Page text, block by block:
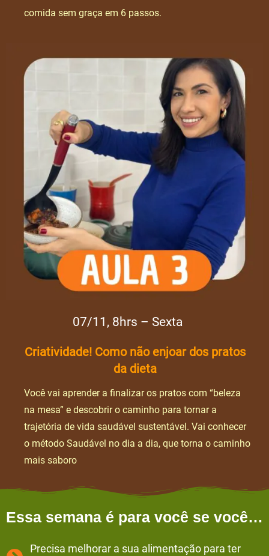
comida sem graça em 6 passos.
07/11, 8hrs – Sexta
Criatividade! Como não enjoar dos pratos
da dieta
Você vai aprender a finalizar os pratos com “beleza
na mesa” e descobrir o caminho para tornar a
trajetória de vida saudável sustentável. Vai conhecer
o método Saudável no dia a dia, que torna o caminho
mais saboro
Essa semana é para você se você…
Precisa melhorar a sua alimentação para ter